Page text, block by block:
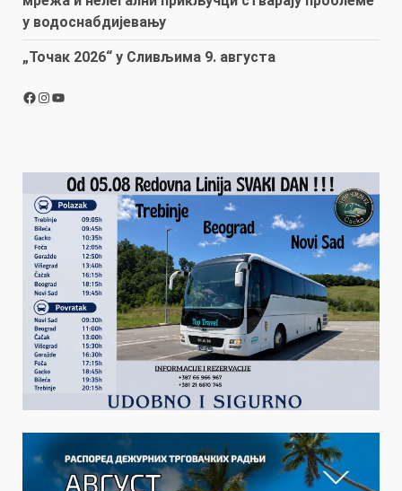
у водоснабдијевању
„Точак 2026“ у Сливљима 9. августа
Facebook
Instagram
YouTube